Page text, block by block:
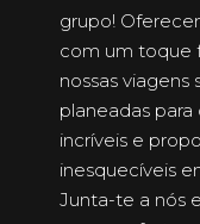
grupo!
com um toque
nossas
planeadas para
incríveis e
inesquecíveis
Junta-te a nós